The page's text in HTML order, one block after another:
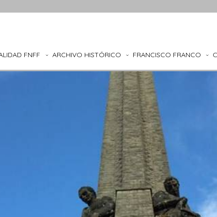
FNFF ARCHIVO HISTÓRICO FRANCISCO FRANCO